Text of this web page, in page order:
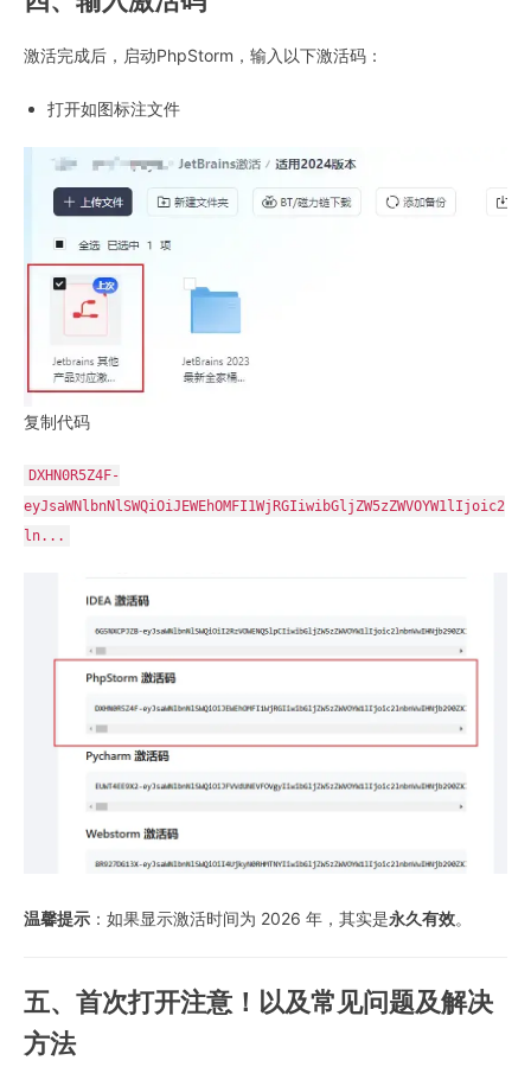
激活完成后，启动PhpStorm，输入以下激活码：
打开如图标注文件
复制代码
DXHN0R5Z4F-
eyJsaWNlbnNlSWQiOiJEWEhOMFI1WjRGIiwibGljZW5zZWVOYW1lIjoic2
ln...
温馨提示 ：如果显示激活时间为 2026 年，其实是永久有效。
五、首次打开注意！以及常见问题及解决
方法